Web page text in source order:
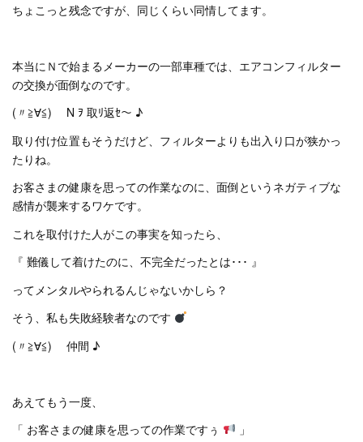
ちょこっと残念ですが、同じくらい同情してます。
本当にＮで始まるメーカーの一部車種では、エアコンフィルター
の交換が面倒なのです。
(〃≧∀≦)ゞ N ｦ 取ﾘ返ｾ～ ♪
取り付け位置もそうだけど、フィルターよりも出入り口が狭かっ
たりね。
お客さまの健康を思っての作業なのに、面倒というネガティブな
感情が襲来するワケです。
これを取付けた人がこの事実を知ったら、
『 難儀して着けたのに、不完全だったとは･･･ 』
ってメンタルやられるんじゃないかしら？
そう、私も失敗経験者なのです
(〃≧∀≦)ゞ 仲間 ♪
あえてもう一度、
「 お客さまの健康を思っての作業ですぅ
」